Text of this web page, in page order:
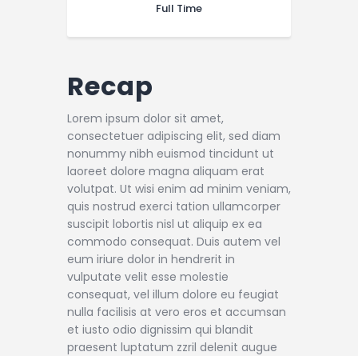
Full Time
Recap
Lorem ipsum dolor sit amet,
consectetuer adipiscing elit, sed diam
nonummy nibh euismod tincidunt ut
laoreet dolore magna aliquam erat
volutpat. Ut wisi enim ad minim veniam,
quis nostrud exerci tation ullamcorper
suscipit lobortis nisl ut aliquip ex ea
commodo consequat. Duis autem vel
eum iriure dolor in hendrerit in
vulputate velit esse molestie
consequat, vel illum dolore eu feugiat
nulla facilisis at vero eros et accumsan
et iusto odio dignissim qui blandit
praesent luptatum zzril delenit augue